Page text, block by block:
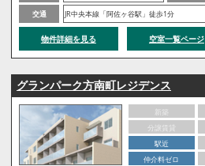
交通
JR中央本線「阿佐ヶ谷駅」徒歩1分
物件詳細を見る 空室一覧ページ
グランパーク方南町レジデンス
新築
分譲賃貸
駅近
仲介料ゼロ